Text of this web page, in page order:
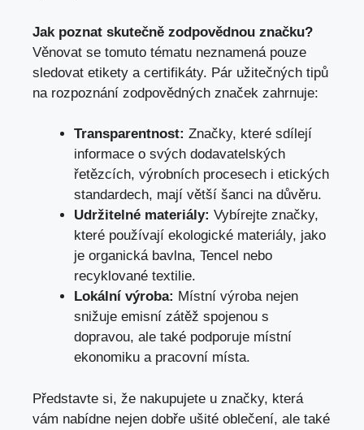
Jak poznat skutečně zodpovědnou značku?
Věnovat se tomuto tématu neznamená pouze
sledovat etikety a certifikáty. Pár užitečných tipů
na rozpoznání zodpovědných značek zahrnuje:
Transparentnost: Značky, které sdílejí
informace o svých dodavatelských
řetězcích, výrobních procesech i etických
standardech, mají větší šanci na důvěru.
Udržitelné materiály: Vybírejte značky,
které používají ekologické materiály, jako
je organická bavlna, Tencel nebo
recyklované textilie.
Lokální výroba: Místní výroba nejen
snižuje emisní zátěž spojenou s
dopravou, ale také podporuje místní
ekonomiku a pracovní místa.
Představte si, že nakupujete u značky, která
vám nabídne nejen dobře ušité oblečení, ale také